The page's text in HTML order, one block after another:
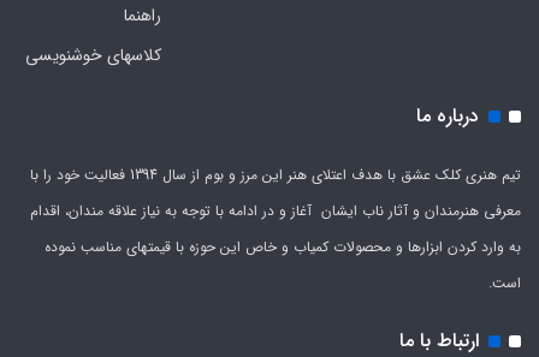
راهنما
کلاسهای خوشنویسی
درباره ما
تیم هنری کلک عشق با هدف اعتلای هنر این مرز و بوم از سال 1394 فعالیت خود را با
معرفی هنرمندان و آثار ناب ایشان آغاز و در ادامه با توجه به نیاز علاقه مندان، اقدام
به وارد کردن ابزارها و محصولات کمیاب و خاص این حوزه با قیمتهای مناسب نموده
است.
ارتباط با ما